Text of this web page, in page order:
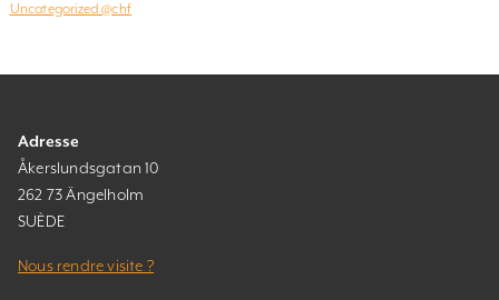
Uncategorized @chf
Adresse
Åkerslundsgatan 10
262 73 Ängelholm
SUÈDE
Nous rendre visite ?